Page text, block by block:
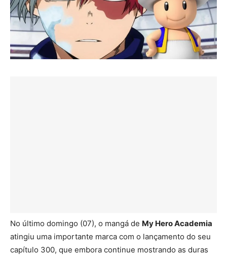
No último domingo (07), o mangá de My Hero Academia
atingiu uma importante marca com o lançamento do seu
capítulo 300, que embora continue mostrando as duras